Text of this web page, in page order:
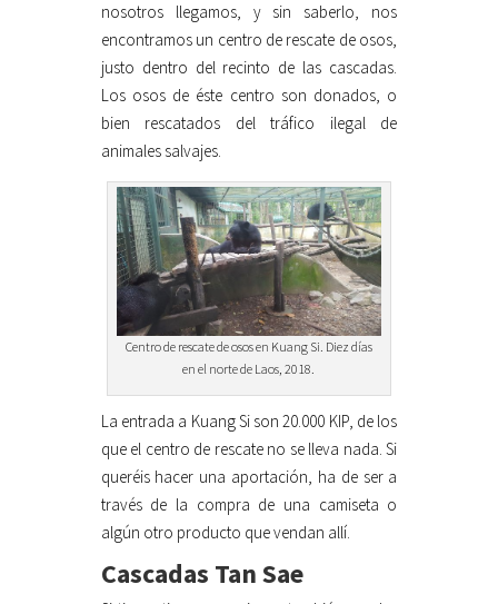
nosotros llegamos, y sin saberlo, nos
encontramos un centro de rescate de osos,
justo dentro del recinto de las cascadas.
Los osos de éste centro son donados, o
bien rescatados del tráfico ilegal de
animales salvajes.
Centro de rescate de osos en Kuang Si. Diez días
en el norte de Laos, 2018.
La entrada a Kuang Si son 20.000 KIP, de los
que el centro de rescate no se lleva nada. Si
queréis hacer una aportación, ha de ser a
través de la compra de una camiseta o
algún otro producto que vendan allí.
Cascadas Tan Sae